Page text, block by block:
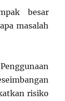
besar
masalah
risiko